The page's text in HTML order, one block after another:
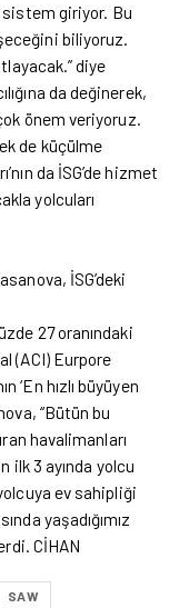
sistem giriyor. Bu
biliyoruz.
diye
da değinerek,
önem veriyoruz.
de küçülme
da İSG’de hizmet
yolcuları
İSG’deki
27 oranındaki
(ACI) Eurpore
‘En hızlı büyüyen
“Bütün bu
havalimanları
ilk 3 ayında yolcu
ev sahipliği
yaşadığımız
CİHAN
SAW